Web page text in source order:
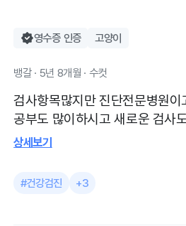
라 생각하고 있습니다.
영수증 인증 고양이
뱅갈 · 5년 8개월 · 수컷
검사항목많지만 진단전문병원이
공부도 많이하시고 새로운 검사
는 노력! 예민하고 까탈스런 우리 고양이, 갈
들어 죄송하지만- 이번 검사 결과
아픈곳 하나 미리 발견한 것 일 수
상세보기
#건강검진 +3